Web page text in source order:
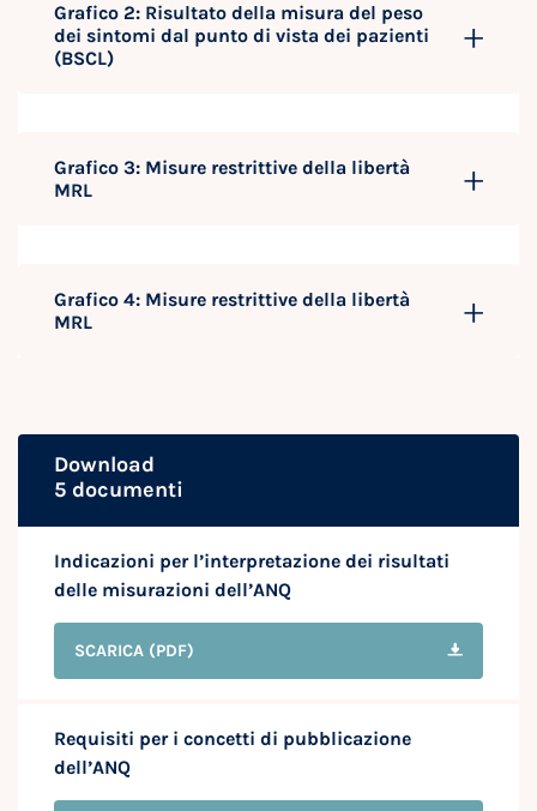
Grafico 2: Risultato della misura del peso
dei sintomi dal punto di vista dei pazienti
(BSCL)
Grafico 3: Misure restrittive della libertà
MRL
Grafico 4: Misure restrittive della libertà
MRL
Download
5 documenti
Indicazioni per l’interpretazione dei risultati
delle misurazioni dell’ANQ
SCARICA (PDF)
Requisiti per i concetti di pubblicazione
dell’ANQ